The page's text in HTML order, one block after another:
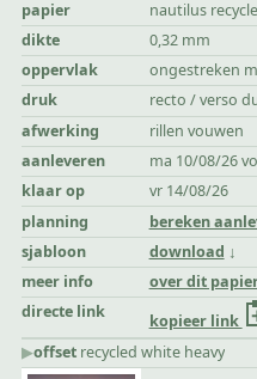
papier
nautilus
dikte
0,32 mm
oppervlak
ongestreken
druk
recto / verso
afwerking
rillen vouwen
aanleveren
ma 10/08/26
klaar op
vr 14/08/26
planning
bereken
sjabloon
download
meer info
over dit
directe link
kopieer link
▶︎offset recycled white heavy